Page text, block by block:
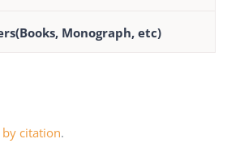
Monograph, etc)
by citation.